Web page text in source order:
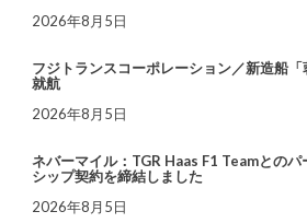
2026年8月5日
フジトランスコーポレーション／新造船「
就航
2026年8月5日
ネバーマイル：TGR Haas F1 Teamとのパ
シップ契約を締結しました
2026年8月5日